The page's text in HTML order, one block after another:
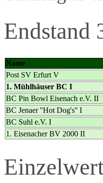
Endstand
Name
Post SV Erfurt V
1. Mühlhäuser BC I
BC Pin Bowl Eisenach e.V. II
BC Jenaer ''Hot Dog's'' I
BC Suhl e.V. I
1. Eisenacher BV 2000 II